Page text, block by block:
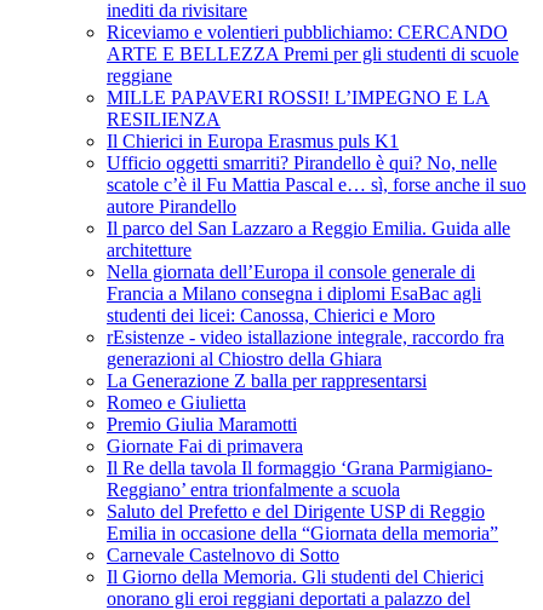
inediti da rivisitare
Riceviamo e volentieri pubblichiamo: CERCANDO
ARTE E BELLEZZA Premi per gli studenti di scuole
reggiane
MILLE PAPAVERI ROSSI! L’IMPEGNO E LA
RESILIENZA
Il Chierici in Europa Erasmus puls K1
Ufficio oggetti smarriti? Pirandello è qui? No, nelle
scatole c’è il Fu Mattia Pascal e… sì, forse anche il suo
autore Pirandello
Il parco del San Lazzaro a Reggio Emilia. Guida alle
architetture
Nella giornata dell’Europa il console generale di
Francia a Milano consegna i diplomi EsaBac agli
studenti dei licei: Canossa, Chierici e Moro
rEsistenze - video istallazione integrale, raccordo fra
generazioni al Chiostro della Ghiara
La Generazione Z balla per rappresentarsi
Romeo e Giulietta
Premio Giulia Maramotti
Giornate Fai di primavera
Il Re della tavola Il formaggio ‘Grana Parmigiano-
Reggiano’ entra trionfalmente a scuola
Saluto del Prefetto e del Dirigente USP di Reggio
Emilia in occasione della “Giornata della memoria”
Carnevale Castelnovo di Sotto
Il Giorno della Memoria. Gli studenti del Chierici
onorano gli eroi reggiani deportati a palazzo del